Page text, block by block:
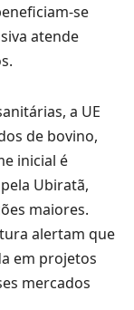
se
atende
a UE
de bovino,
inicial é
Ubiratã,
maiores.
alertam que
em projetos
mercados